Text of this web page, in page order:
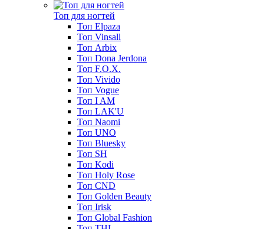
Топ для ногтей
Топ Elpaza
Топ Vinsall
Топ Arbix
Топ Dona Jerdona
Топ F.O.X.
Топ Vivido
Топ Vogue
Топ I AM
Топ LAK'U
Топ Naomi
Топ UNO
Топ Bluesky
Топ SH
Топ Kodi
Топ Holy Rose
Топ CND
Топ Golden Beauty
Топ Irisk
Топ Global Fashion